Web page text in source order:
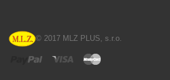
© 2017 MLZ PLUS, s.r.o.